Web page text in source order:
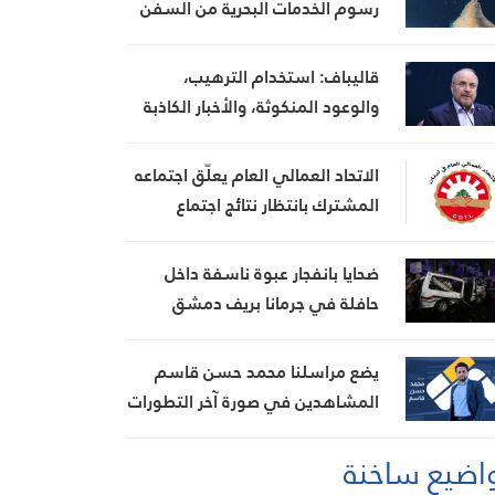
رسوم الخدمات البحرية من السفن
قاليباف: استخدام الترهيب،
والوعود المنكوثة، والأخبار الكاذبة
الاتحاد العمالي العام يعلّق اجتماعه
المشترك بانتظار نتائج اجتماع
ضحايا بانفجار عبوة ناسفة داخل
حافلة في جرمانا بريف دمشق
يضع مراسلنا محمد حسن قاسم
المشاهدين في صورة آخر التطورات
المستجدات على الساحتينساخنة